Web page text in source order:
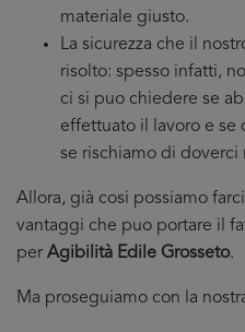
materiale giusto.
La sicurezza che il
risolto: spesso infatti,
ci si puo chiedere se
effettuato il lavoro e se
se rischiamo di doverci
Allora, già cosi possiamo
vantaggi che puo portare il
perAgibilità Edile Grosseto.
Ma proseguiamo con la